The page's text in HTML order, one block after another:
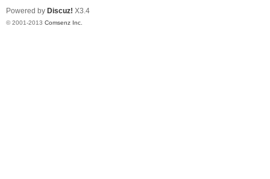
Powered by Discuz! X3.4
© 2001-2013 Comsenz Inc.